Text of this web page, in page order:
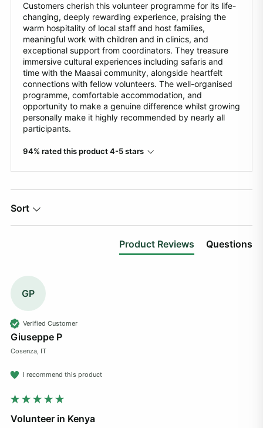
Customers cherish this volunteer programme for its life-
changing, deeply rewarding experience, praising the
warm hospitality of local staff and host families,
meaningful work with children and in clinics, and
exceptional support from coordinators. They treasure
immersive cultural experiences including safaris and
time with the Maasai community, alongside heartfelt
connections with fellow volunteers. The well-organised
programme, comfortable accommodation, and
opportunity to make a genuine difference whilst growing
personally make it highly recommended by nearly all
participants.
94% rated this product 4-5 stars
Sort
Product Reviews Questions
GP
Verified Customer
Giuseppe P
Cosenza, IT
I recommend this product
Volunteer in Kenya